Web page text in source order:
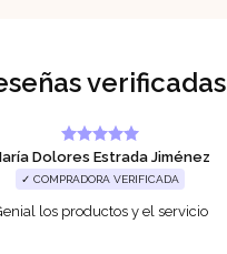
verificadas
Dolores Estrada Jiménez
✓ COMPRADORA VERIFICADA
los productos y el servicio